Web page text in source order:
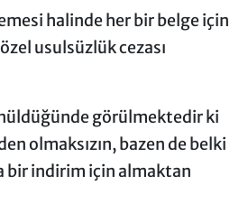
halinde her bir belge için
usulsüzlük cezası
görülmektedir ki
olmaksızın, bazen de belki
bir indirim için almaktan